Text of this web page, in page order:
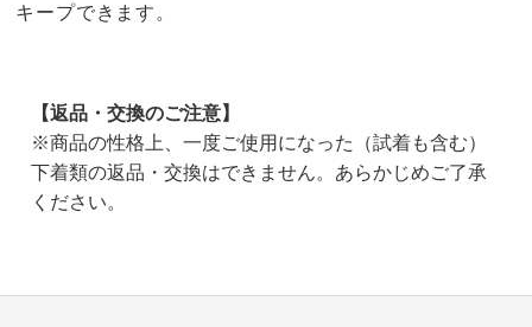
キープできます。
【返品・交換のご注意】
※商品の性格上、一度ご使用になった（試着も含む）
下着類の返品・交換はできません。あらかじめご了承
ください。